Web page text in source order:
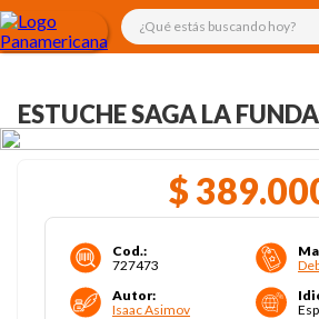
¿Qué estás buscando hoy?
ESTUCHE SAGA LA
$ 389.
Cod.:
727473
Autor:
Isaac Asimov